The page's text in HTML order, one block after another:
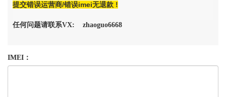
提交错误运营商/错误imei无退款 !
任何问题请联系VX: zhaoguo6668
IMEI：